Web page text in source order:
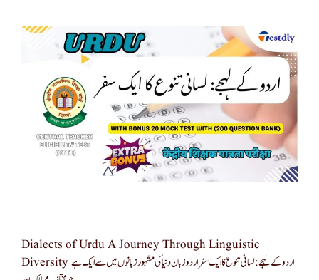
Dialects of Urdu A Journey Through Linguistic
Diversity اردو کے لہجے: لسانی تنوع کا ایک سفر اردو زبان دنیا کی مشہور زبانوں میں سے ایک ہے